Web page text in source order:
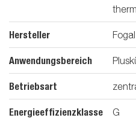
Hersteller Fogal
Anwendungsbereich
Betriebsart
Energieeffizienzklasse
G